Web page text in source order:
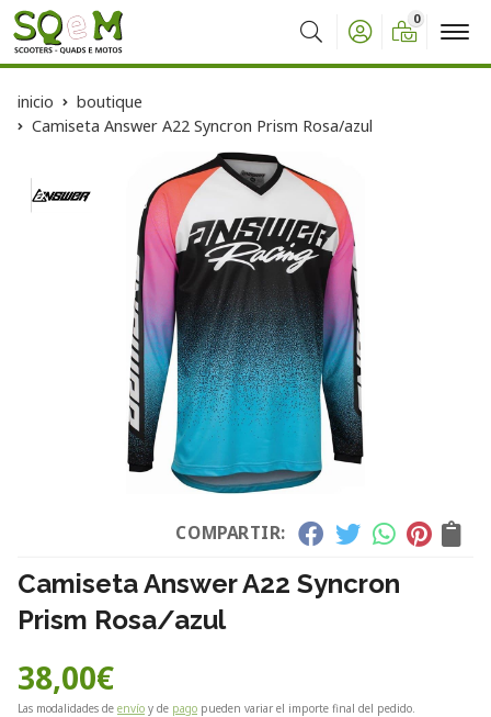
Buscar
0
inicio
boutique
Camiseta Answer A22 Syncron Prism Rosa/azul
COMPARTIR:
Camiseta Answer A22 Syncron
Prism Rosa/azul
38,00€
Las modalidades de envío y de pago pueden variar el importe final del pedido.